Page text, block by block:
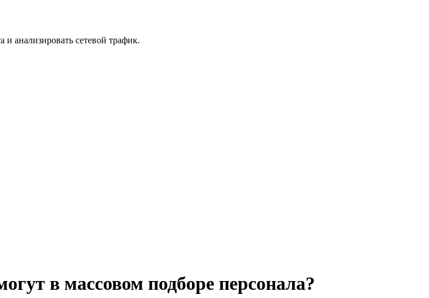
анализировать сетевой трафик.
в массовом подборе персонала?